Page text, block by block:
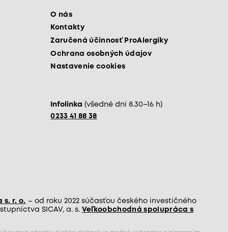
O nás
Kontakty
Zaručená účinnosť ProAlergiky
Ochrana osobných údajov
Nastavenie cookies
Infolinka (všedné dni 8.30–16 h)
0233 41 88 38
s. r. o. – od roku 2022 súčasťou českého investičného
SICAV, a. s. Veľkoobchodná spolupráca s